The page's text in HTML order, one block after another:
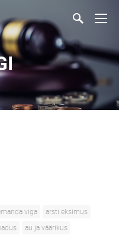
viga
arsti eksimus
au ja väärikus